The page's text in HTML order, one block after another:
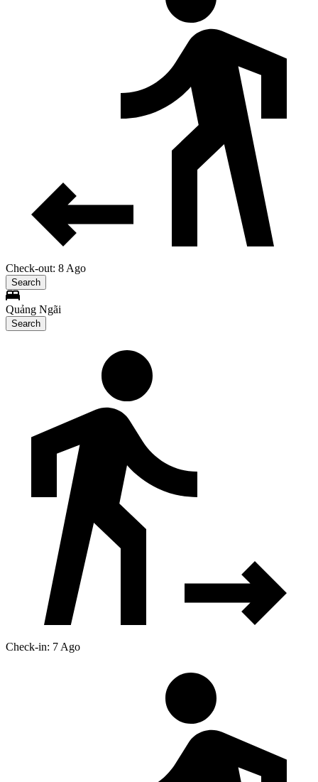
Check-out: 8 Ago
Search
Quảng Ngãi
Search
Check-in: 7 Ago